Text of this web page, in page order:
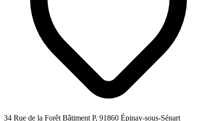
34 Rue de la Forêt Bâtiment P, 91860 Épinay-sous-Sénart